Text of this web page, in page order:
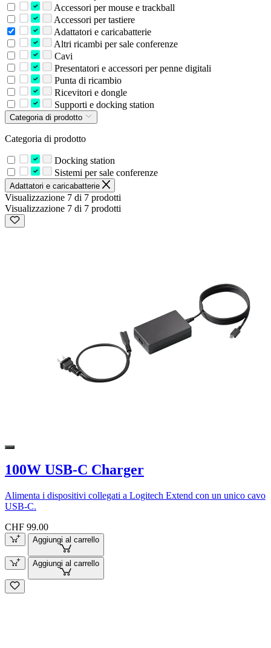
Accessori per mouse e trackball
Accessori per tastiere
Adattatori e caricabatterie
Altri ricambi per sale conferenze
Cavi
Presentatori e accessori per penne digitali
Punta di ricambio
Ricevitori e dongle
Supporti e docking station
Categoria di prodotto
Categoria di prodotto
Docking station
Sistemi per sale conferenze
Adattatori e caricabatterie
Visualizzazione 7 di 7 prodotti
Visualizzazione 7 di 7 prodotti
100W USB-C Charger
Alimenta i dispositivi collegati a Logitech Extend con un unico cavo
USB-C.
CHF 99.00
Aggiungi al carrello
Aggiungi al carrello